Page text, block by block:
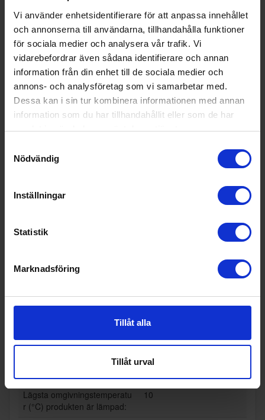
Vi använder enhetsidentifierare för att anpassa innehållet
och annonserna till användarna, tillhandahålla funktioner
för sociala medier och analysera vår trafik. Vi
vidarebefordrar även sådana identifierare och annan
information från din enhet till de sociala medier och
annons- och analysföretag som vi samarbetar med.
Dessa kan i sin tur kombinera informationen med annan
information som du har tillhandahållit eller som de har
samlat in när du har använt deras tjänster.
Nödvändig
Inställningar
Statistik
Marknadsföring
Tillåt alla
Tillåt urval
Kyl/frys
749:-
I lager
KÖP
60cm (kyla)
349:-
KÖP
Produktblad:
Modellbeteckning:
Djup (cm):
65.8
Utsläppsklass för luftburet ak
ustiskt buller:
B
Årlig energiförbrukning (kWh/
254
Lägsta omgivningstemperatu
r (°C) produkten är lämpad:
10